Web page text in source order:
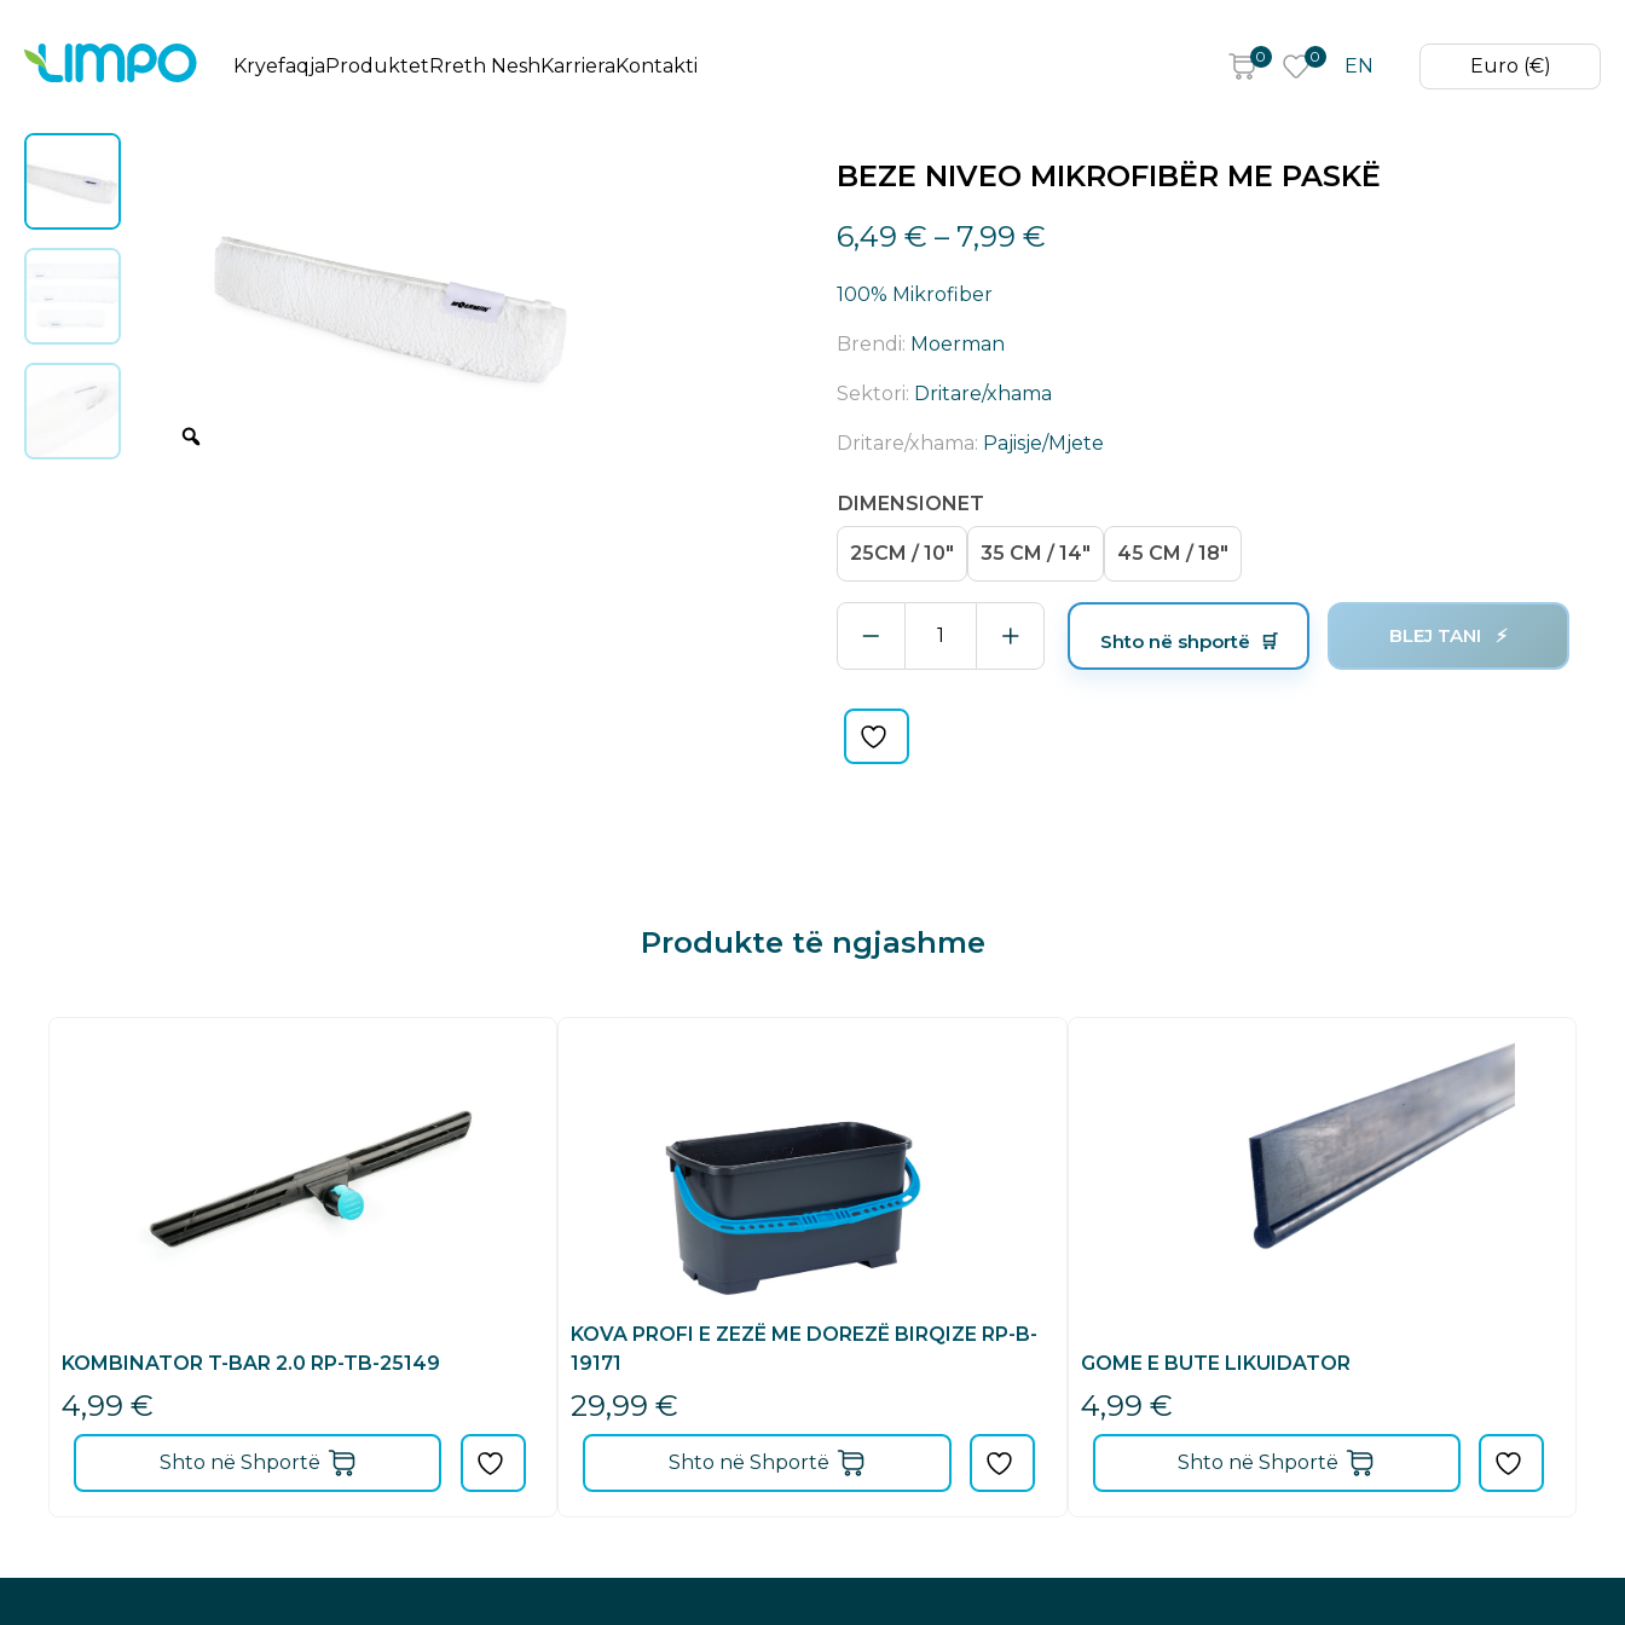
KryefaqjaProduktetRreth NeshKarrieraKontakti 0 0 EN Euro (€)
BEZE NIVEO MIKROFIBËR ME PASKË
6,49 € – 7,99 €
100% Mikrofiber
Brendi: Moerman
Sektori: Dritare/xhama
Dritare/xhama: Pajisje/Mjete
DIMENSIONET
25CM / 10" 35 CM / 14" 45 CM / 18"
BEZE
NIVEO
MIKROFIBËR
PASKË
quantity
Shto në shportë BLEJ TANI
Produkte të ngjashme
KOMBINATOR T-BAR 2.0 RP-TB-25149
4,99 €
Shto në Shportë
KOVA PROFI E ZEZË ME DOREZË BIRQIZE RP-B-
19171
29,99€
Shto në Shportë
GOME E BUTE LIKUIDATOR
4,99 €
Shto në Shportë